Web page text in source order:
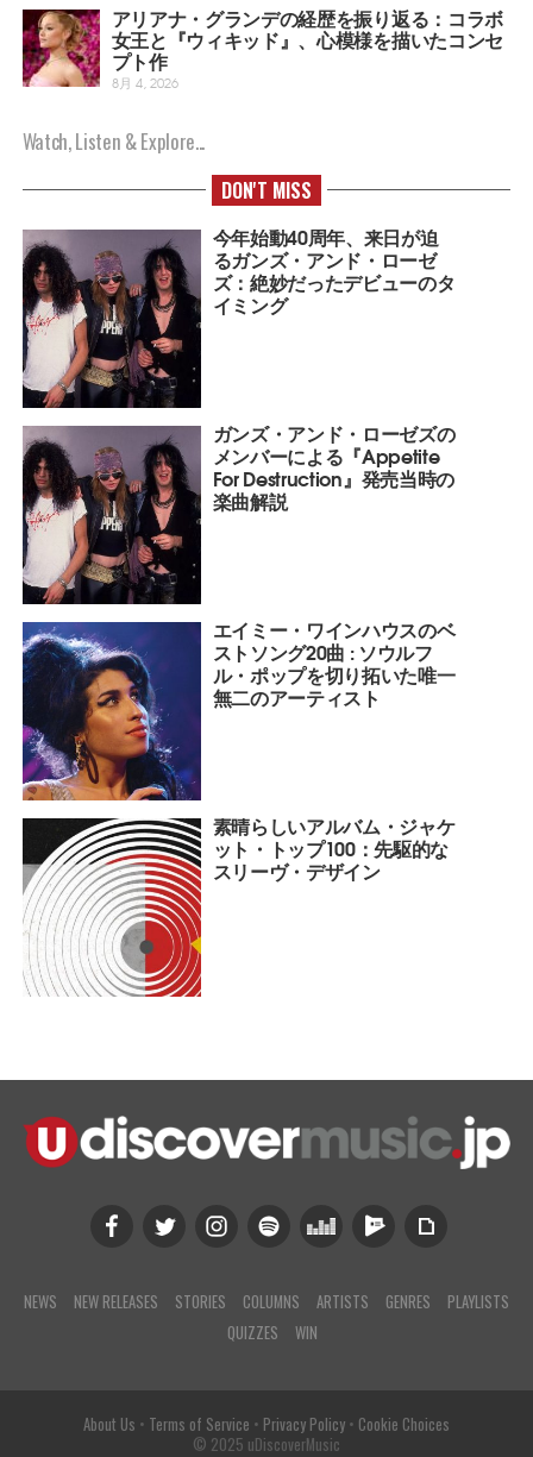
アリアナ・グランデの経歴を振り返る：コラボ
女王と『ウィキッド』、心模様を描いたコンセ
プト作
8月 4, 2026
Watch, Listen & Explore...
DON'T MISS
今年始動40周年、来日が迫
るガンズ・アンド・ローゼ
ズ：絶妙だったデビューのタ
イミング
ガンズ・アンド・ローゼズの
メンバーによる『Appetite
For Destruction』発売当時の
楽曲解説
エイミー・ワインハウスのベ
ストソング20曲 : ソウルフ
ル・ポップを切り拓いた唯一
無二のアーティスト
素晴らしいアルバム・ジャケ
ット・トップ100：先駆的な
スリーヴ・デザイン
NEWS NEW RELEASES STORIES COLUMNS ARTISTS GENRES
PLAYLISTS
QUIZZES
WIN
About Us • Terms of Service • Privacy Policy• Cookie Choices
© 2025 uDiscoverMusic